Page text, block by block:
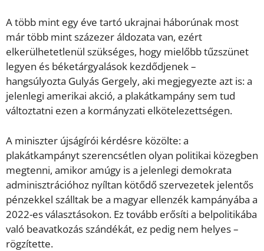
A több mint egy éve tartó ukrajnai háborúnak most
már több mint százezer áldozata van, ezért
elkerülhetetlenül szükséges, hogy mielőbb tűzszünet
legyen és béketárgyalások kezdődjenek –
hangsúlyozta Gulyás Gergely, aki megjegyezte azt is: a
jelenlegi amerikai akció, a plakátkampány sem tud
változtatni ezen a kormányzati elkötelezettségen.
A miniszter újságírói kérdésre közölte: a
plakátkampányt szerencsétlen olyan politikai közegben
megtenni, amikor amúgy is a jelenlegi demokrata
adminisztrációhoz nyíltan kötődő szervezetek jelentős
pénzekkel szálltak be a magyar ellenzék kampányába a
2022-es választásokon. Ez tovább erősíti a belpolitikába
való beavatkozás szándékát, ez pedig nem helyes –
rögzítette.